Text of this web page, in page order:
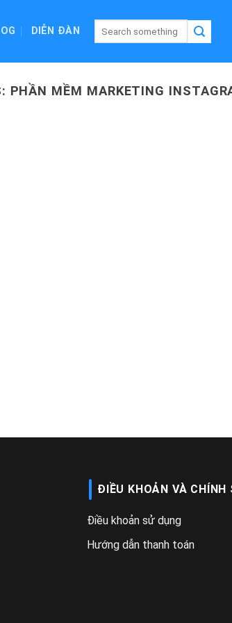
DIỄN ĐÀN
PHẦN MỀM MARKETING
ĐIỀU KHOẢN VÀ CHÍNH
Điều khoản sử dụng
Hướng dẫn thanh toán